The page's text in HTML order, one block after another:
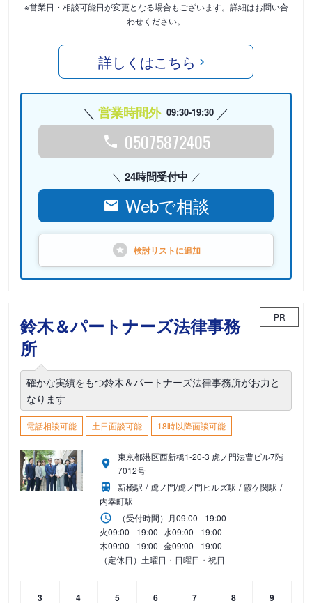
※営業日・相談可能日が変更となる場合もございます。詳細はお問い合
わせください。
詳しくはこちら
営業時間外 09:30-19:30
05075872405
24時間受付中
Webで相談
検討リストに追加
鈴木＆パートナーズ法律事務
所
PR
確かな実績をもつ鈴木＆パートナーズ法律事務所がお力と
なります
電話相談可能 土日面談可能 18時以降面談可能
東京都港区西新橋1-20-3 虎ノ門法曹ビル7階
7012号
新橋駅
虎ノ門/虎ノ門ヒルズ駅
霞ケ関駅
内幸町駅
（受付時間） 月09:00 - 19:00
火09:00 - 19:00 水09:00 - 19:00
木09:00 - 19:00 金09:00 - 19:00
（定休日）土曜日・日曜日・祝日
3
4
5
6
7
8
9